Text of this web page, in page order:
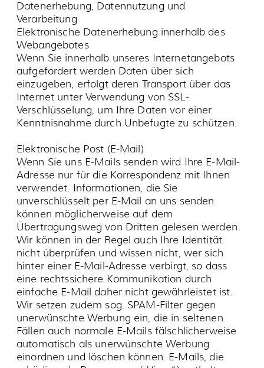
Bearbeitung Ihres Anliegens verwendet und
nach dessen Erledigung gelöscht, sofern einer
Löschung keine gesetzlichen
Aufbewahrungs-/Dokumentationspflichten
entgegenstehen.
Angaben zu automatisierten Datenerfassung
und Speicherung
Protokollierung
Wenn Sie diese oder andere Internetseiten
aufrufen übermitteln Sie über Ihren
Internetbrowser automatisch Daten an unseren
Webserver.
Die folgenden Daten werden während einer
• Datum und Uhrzeit der Anforderung
• Name der angeforderten Datei
• Seite von der aus die Datei angefordert
• Zugriffsstatus (Datei übertragen, Datei
nicht gefunden, etc.)
• Verwendete Webbrowser und
verwendetes Betriebssystem
• Übertragene Datenmenge
Die übermittelte IP-Adresse wird, als anonymer
Abruf für Statistikzwecke, in einer auf Domain-
Ebene verkürzten Form, die keine
personenbezogenen Angaben enthält,
protokolliert, sodass ein Rückschluss auf Sie
nicht mehr möglich ist.
Nach Ende der Verbindung werden die Daten
durch Verkürzung der IP-Adresse auf Domain-
Ebene anonymisiert, so dass es nicht mehr
möglich ist, einen Bezug auf einzelne Nutzer
herzustellen.